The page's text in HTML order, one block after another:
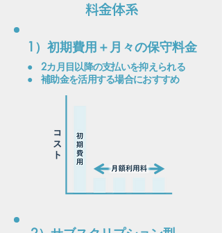
料金体系
​2カ月目以降の支払いを抑えられる
​補助金を活用する場合におすすめ
●
​●
1）初期費用＋月々の保守料金